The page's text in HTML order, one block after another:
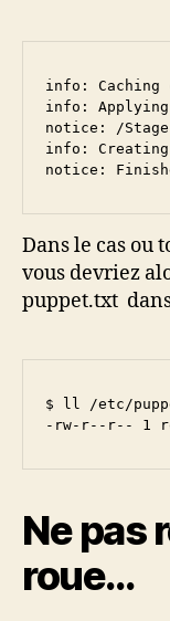
info: Caching
info: Applying
notice: /
info:
notice:
Dans le cas ou
vous devriez
puppet.txt
$ ll /etc/
-rw-r--r-- 1
Ne pas
roue…